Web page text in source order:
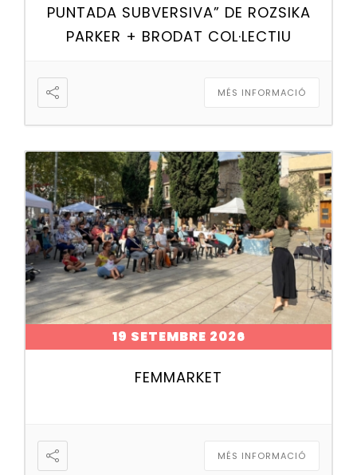
PUNTADA SUBVERSIVA” DE ROZSIKA
PARKER + BRODAT COL·LECTIU
MÉS INFORMACIÓ
19 SETEMBRE 2026
FEMMARKET
MÉS INFORMACIÓ